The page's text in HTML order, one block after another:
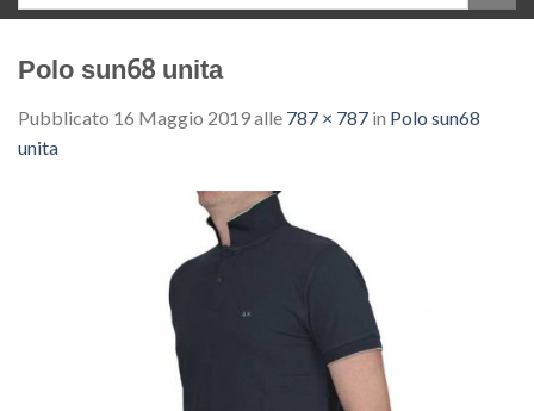
Polo sun68 unita
Pubblicato 16 Maggio 2019alle 787 × 787 in Polo sun68
unita